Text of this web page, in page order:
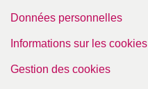
Données personnelles
Informations sur les cookies
Gestion des cookies